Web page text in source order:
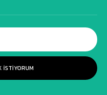
ISTIYORUM